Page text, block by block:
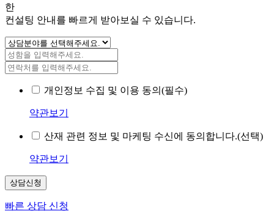
한
컨설팅 안내를 빠르게 받아보실 수 있습니다.
개인정보 수집 및 이용 동의(필수)
약관보기
산재 관련 정보 및 마케팅 수신에 동의합니다.(선택)
약관보기
상담신청
빠른 상담 신청